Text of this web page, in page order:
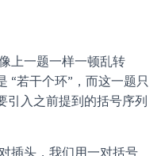
上一题一样一顿乱转
“若干个环”，而这一题只
引入之前提到的括号序列